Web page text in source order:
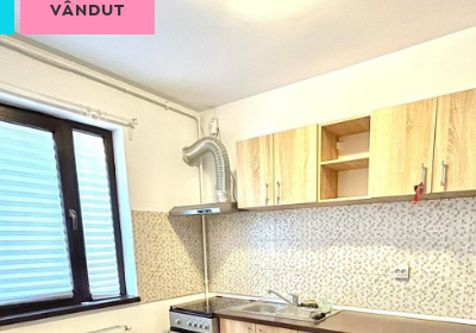
VÂNDUT